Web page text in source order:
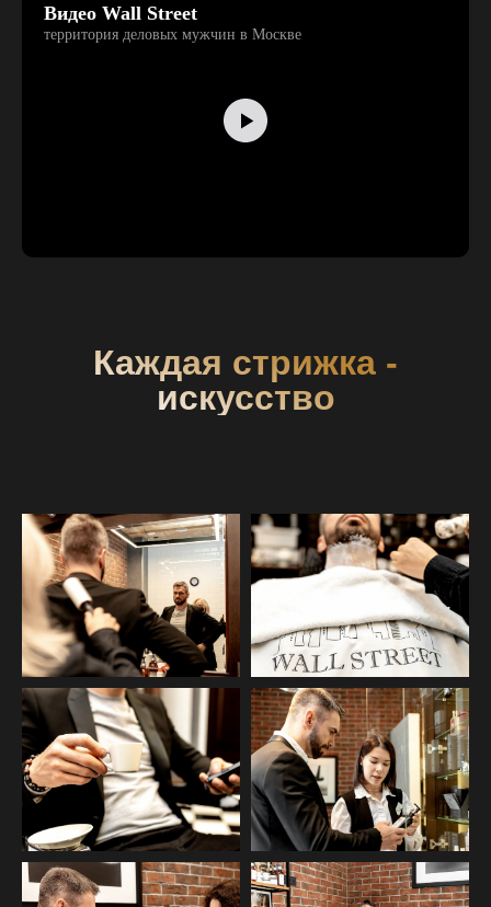
Видео Wall Street
территория деловых мужчин в Москве
Каждая стрижка -
искусство